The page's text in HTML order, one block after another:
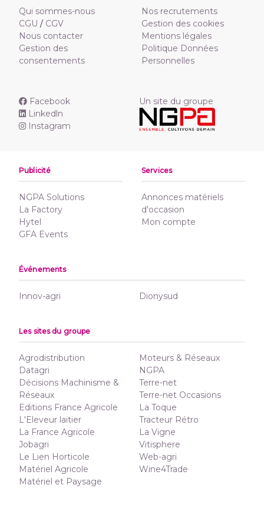
Qui sommes-nous
CGU / CGV
Nous contacter
Gestion des
consentements
Nos recrutements
Gestion des cookies
Mentions légales
Politique Données
Personnelles
Facebook
Linkedln
Instagram
Un site du groupe
Publicité
NGPA Solutions
La Factory
Hytel
GFA Events
Services
Annonces matériels
d'occasion
Mon compte
Événements
Innov-agri Dionysud
Les sites du groupe
Agrodistribution
Datagri
Décisions Machinisme &
Réseaux
Editions France Agricole
L'Eleveur laitier
La France Agricole
Jobagri
Le Lien Horticole
Matériel Agricole
Matériel et Paysage
Moteurs & Réseaux
NGPA
Terre-net
Terre-net Occasions
La Toque
Tracteur Rétro
La Vigne
Vitisphere
Web-agri
Wine4Trade